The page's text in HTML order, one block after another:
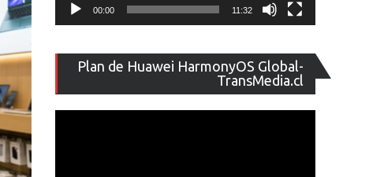
00:00 11:32
Plan de Huawei HarmonyOS Global-
TransMedia.cl
de
vídeo